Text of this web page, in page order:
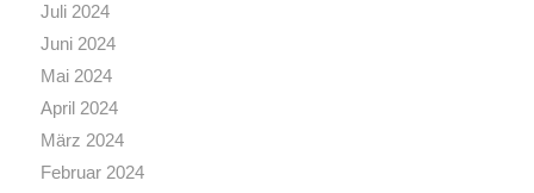
Juli 2024
Juni 2024
Mai 2024
April 2024
März 2024
Februar 2024